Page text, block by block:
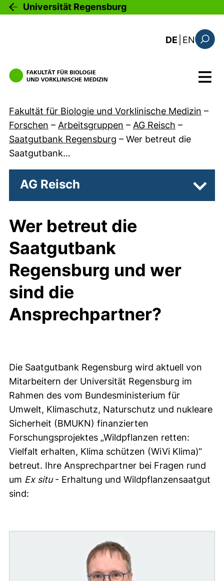
Direkt zum Inhalt
Universität Regensburg
DE EN: this
Menü
Fakultät für Biologie und Vorklinische Medizin –
Forschen – Arbeitsgruppen – AG Reisch –
Saatgutbank Regensburg – Wer betreut die
Saatgutbank…
AG Reisch
Wer betreut die
Saatgutbank
Regensburg und wer
sind die
Ansprechpartner?
Die Saatgutbank Regensburg wird aktuell von
Mitarbeitern der Universität Regensburg im
Rahmen des vom Bundesministerium für
Umwelt, Klimaschutz, Naturschutz und nukleare
Sicherheit (BMUKN) finanzierten
Forschungsprojektes „Wildpflanzen retten:
Vielfalt erhalten, Klima schützen (WiVi Klima)“
betreut. Ihre Ansprechpartner bei Fragen rund
um Ex situ- Erhaltung und Wildpflanzensaatgut
sind: